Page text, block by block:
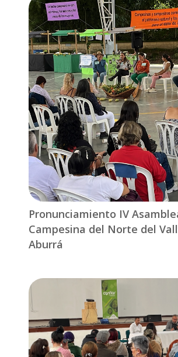
Pronunciamiento IV
Campesina del Norte del
Aburrá